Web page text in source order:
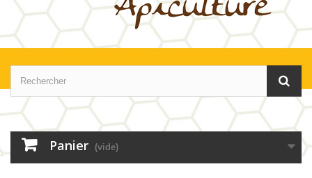
Panier (vide)